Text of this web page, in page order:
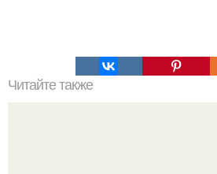
Читайте также